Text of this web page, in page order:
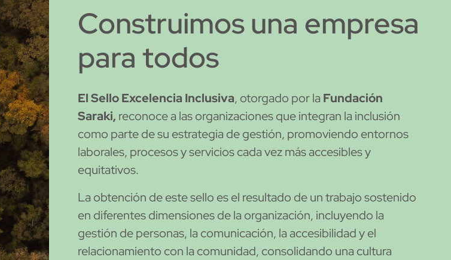
Construimos una empresa
para todos
El Sello Excelencia Inclusiva, otorgado por la Fundación
Saraki, reconoce a las organizaciones que integran la inclusión
como parte de su estrategia de gestión, promoviendo entornos
laborales, procesos y servicios cada vez más accesibles y
equitativos.
La obtención de este sello es el resultado de un trabajo sostenido
en diferentes dimensiones de la organización, incluyendo la
gestión de personas, la comunicación, la accesibilidad y el
relacionamiento con la comunidad, consolidando una cultura